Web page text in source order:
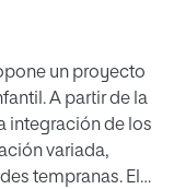
un proyecto
A partir de la
integración de los
variada,
tempranas. El